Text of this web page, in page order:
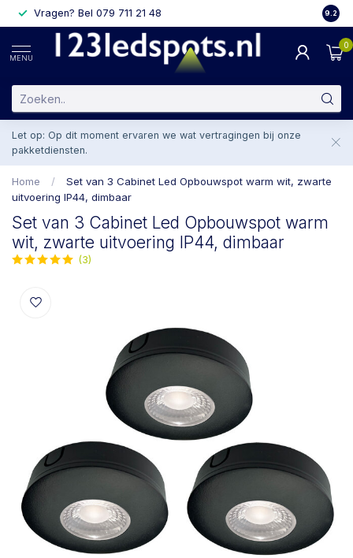
Vragen? Bel 079 711 21 48 29.2
MENU
0
Let op: Op dit moment ervaren we wat vertragingen bij onze
pakketdiensten.
Home /
Set van 3 Cabinet Led Opbouwspot warm wit, zwarte
uitvoering IP44, dimbaar
Set van 3 Cabinet Led Opbouwspot warm
wit, zwarte uitvoering IP44, dimbaar
(3)